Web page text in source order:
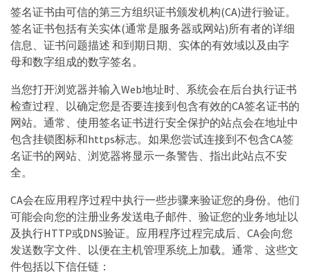
签名证书由可信的第三方组织证书颁发机构(CA)进行验证。
签名证书包括有关实体(通常是服务器或网站)所有者的详细
信息、证书问题描述 和到期日期、实体的有效域以及由字
母和数字组成的数字签名。
当您打开浏览器并输入Web地址时、系统会在后台执行证书
检查过程、以确定您是否要连接到包含有效的CA签名证书的
网站。通常、使用签名证书进行安全保护的站点会在地址中
包含挂锁图标和https标志。如果您尝试连接到不包含CA签
名证书的网站、浏览器将显示一条警告、指出此站点不安
全。
CA会在应用程序过程中执行一些步骤来验证您的身份。他们
可能会向您的注册业务发送电子邮件、验证您的业务地址以
及执行HTTP或DNS验证。应用程序过程完成后、CA会向您
发送数字文件、以便在主机管理系统上加载。通常、这些文
件包括以下信任链：